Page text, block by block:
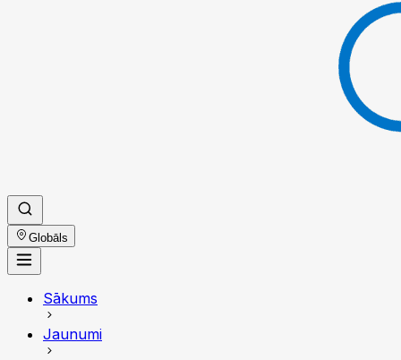
Globāls
Sākums
Jaunumi